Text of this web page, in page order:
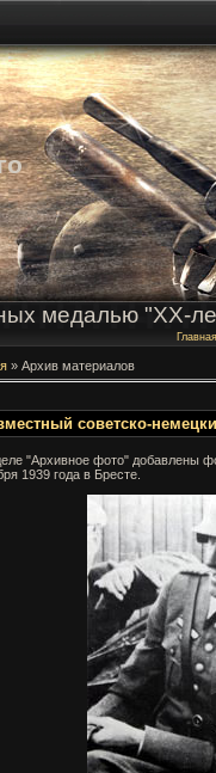
медалью "ХХ-
Главная
» Архив материалов
советско-
"Архивное фото" добавлены
1939 года в Бресте.